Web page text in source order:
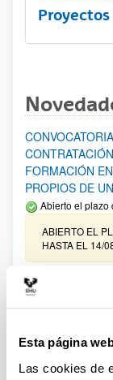
Esta página
Las cookies de
FORMACIÓN
PROPIOS DE
Abierto el plazo
ABIERTO EL
HASTA EL 14/
Ayudas para
infraestructura
Trámite abierto
25/03/2026:
solicitudes